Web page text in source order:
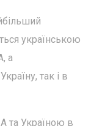
українською
а
так і в
та Україною в